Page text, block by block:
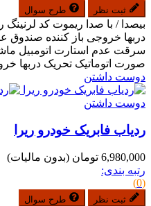
ثبت نظر طرح سوال
بیصدا / با صدا ریموت کد
دربها خروجی باز کننده صندوق
سرقت عدم استارت اتومبیل
صورت اتوماتیک تحریک دربها
دوست داشتن
دوست داشتن
ردیاب فابریک خودرو ریرا
6,980,000 تومان
(بدون مالیات)
رتبه بندی:
(0)
ثبت نظر طرح سوال